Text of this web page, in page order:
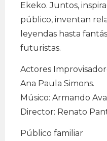
Ekeko. Juntos,
público, inventan
leyendas hasta
futuristas.
Actores
Ana Paula Simons.
Músico: Armando
Director: Renato
Público familiar